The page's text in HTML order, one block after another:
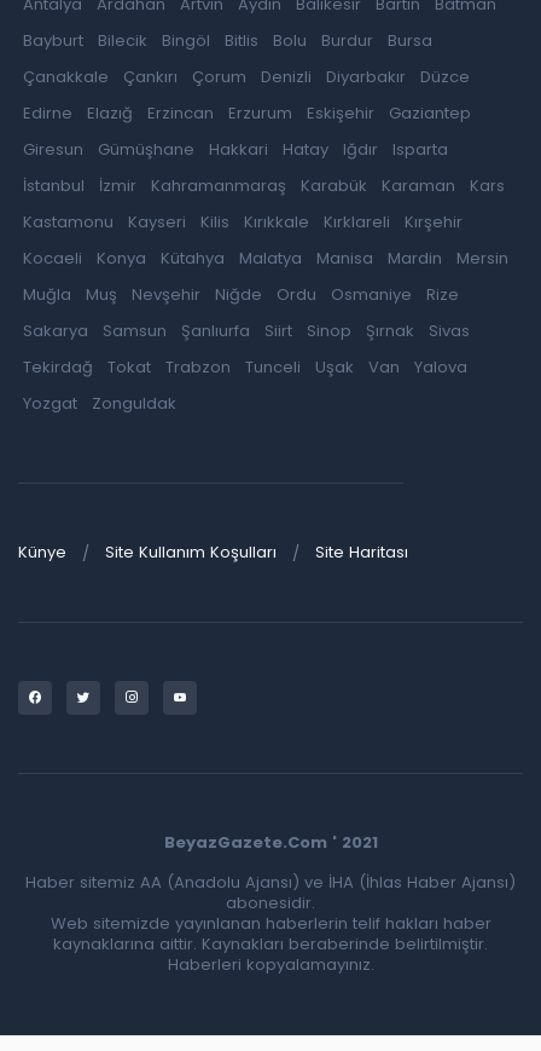
Bayburt
Bilecik Bingöl Bitlis Bolu Burdur
Bursa
Çanakkale
Çankırı Çorum Denizli Diyarbakır
Düzce
Edirne
Elazığ Erzincan Erzurum Eskişehir
Gaziantep
Giresun
Gümüşhane Hakkari Hatay Iğdır
Isparta
İstanbul
İzmir Kahramanmaraş Karabük Karaman
Kars
Kastamonu
Kayseri Kilis Kırıkkale Kırklareli
Kırşehir
Kocaeli
Konya Kütahya Malatya Manisa Mardin
Mersin
Muğla
Muş Nevşehir Niğde Ordu Osmaniye
Rize
Sakarya
Samsun Şanlıurfa Siirt Sinop Şırnak
Sivas
Tekirdağ
Tokat Trabzon Tunceli Uşak Van
Yalova
Yozgat
Zonguldak
Künye Site Kullanım Koşulları Site Haritası
BeyazGazete.Com ' 2021
Haber sitemiz AA (Anadolu Ajansı) ve İHA (İhlas Haber Ajansı)
abonesidir.
Web sitemizde yayınlanan haberlerin telif hakları haber
kaynaklarına aittir. Kaynakları beraberinde belirtilmiştir.
Haberleri kopyalamayınız.